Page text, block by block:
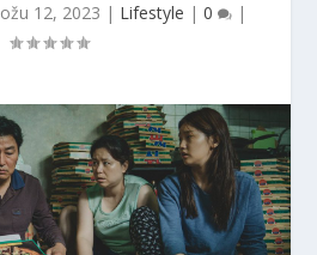
ožu 12, 2023 | Lifestyle | 0 |